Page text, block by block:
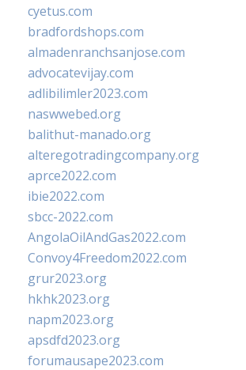
cyetus.com
bradfordshops.com
almadenranchsanjose.com
advocatevijay.com
adlibilimler2023.com
naswwebed.org
balithut-manado.org
alteregotradingcompany.org
aprce2022.com
ibie2022.com
sbcc-2022.com
AngolaOilAndGas2022.com
Convoy4Freedom2022.com
grur2023.org
hkhk2023.org
napm2023.org
apsdfd2023.org
forumausape2023.com